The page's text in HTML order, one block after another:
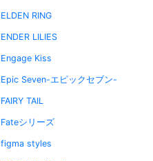
ELDEN RING
ENDER LILIES
Engage Kiss
Epic Seven-エピックセブン-
FAIRY TAIL
Fateシリーズ
figma styles